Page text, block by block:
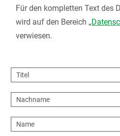
Für den kompletten Text des
wird auf den Bereich „
verwiesen.
Titel
Nachname
Name